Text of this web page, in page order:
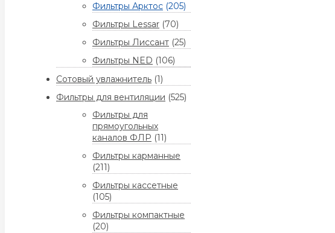
Фильтры Арктос (205)
Фильтры Lessar (70)
Фильтры Лиссант (25)
Фильтры NED (106)
Сотовый увлажнитель (1)
Фильтры для вентиляции (525)
Фильтры для
прямоугольных
каналов ФЛР (11)
Фильтры карманные
(211)
Фильтры кассетные
(105)
Фильтры компактные
(20)